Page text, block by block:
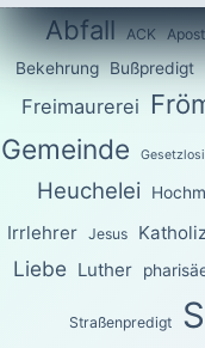
Abfall ACK
Bekehrung Bußpredigt
Freimaurerei
Gemeinde
Heuchelei
Irrlehrer Jesus
Liebe Luther
Straßenpredigt